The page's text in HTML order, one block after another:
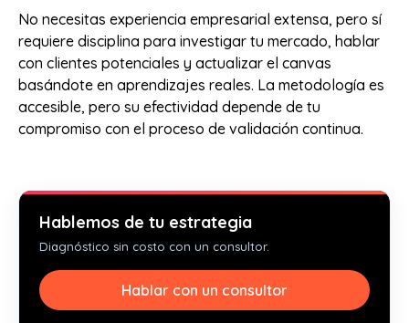
No necesitas experiencia empresarial extensa, pero sí
requiere disciplina para investigar tu mercado, hablar
con clientes potenciales y actualizar el canvas
basándote en aprendizajes reales. La metodología es
accesible, pero su efectividad depende de tu
compromiso con el proceso de validación continua.
Hablemos de tu estrategia
Diagnóstico sin costo con un consultor.
Hablar con un consultor